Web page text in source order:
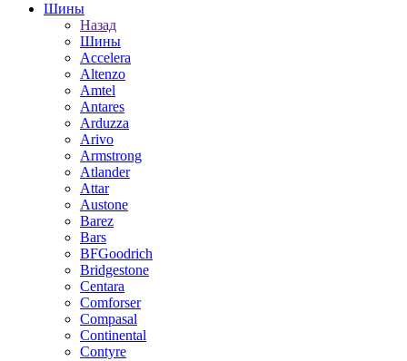
Шины
Назад
Шины
Accelera
Altenzo
Amtel
Antares
Arduzza
Arivo
Armstrong
Atlander
Attar
Austone
Barez
Bars
BFGoodrich
Bridgestone
Centara
Comforser
Compasal
Continental
Contyre